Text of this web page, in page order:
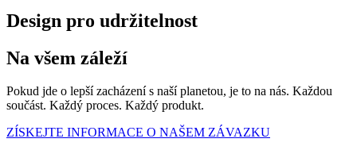
Design pro udržitelnost
Na všem záleží
Pokud jde o lepší zacházení s naší planetou, je to na nás. Každou
součást. Každý proces. Každý produkt.
ZÍSKEJTE INFORMACE O NAŠEM ZÁVAZKU